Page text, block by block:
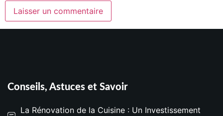
Conseils, Astuces et Savoir
La Rénovation de la Cuisine : Un Investissement